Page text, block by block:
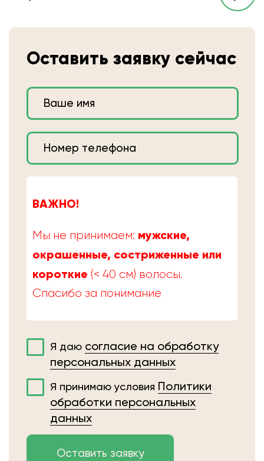
Оставить заявку сейчас
ВАЖНО!
Мы не принимаем: мужские,
окрашенные, состриженные или
короткие (< 40 см) волосы.
Спасибо за понимание
Я даю согласие на обработку
персональных данных
Я принимаю условия Политики
обработки персональных
данных